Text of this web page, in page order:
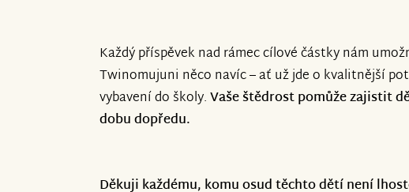
Každý příspěvek nad rámec cílové částky nám
Twinomujuni něco navíc – ať už jde o kvalitnější
vybavení do školy.Vaše štědrost pomůže zajistit
dobu dopředu.
Děkuji každému, komu osud těchto dětí není